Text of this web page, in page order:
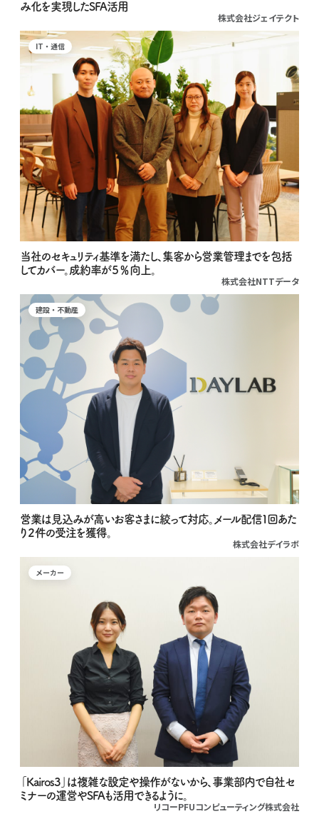
み化を実現したSFA活用
株式会社ジェイテクト
IT・通信
当社のセキュリティ基準を満たし、集客から営業管理までを包括
してカバー。成約率が５％向上。
株式会社NTTデータ
建設・不動産
営業は見込みが高いお客さまに絞って対応。メール配信１回あた
り２件の受注を獲得。
株式会社デイラボ
メーカー
「Kairos3」は複雑な設定や操作がないから、事業部内で自社セ
ミナーの運営やSFAも活用できるように。
リコーPFUコンピューティング株式会社